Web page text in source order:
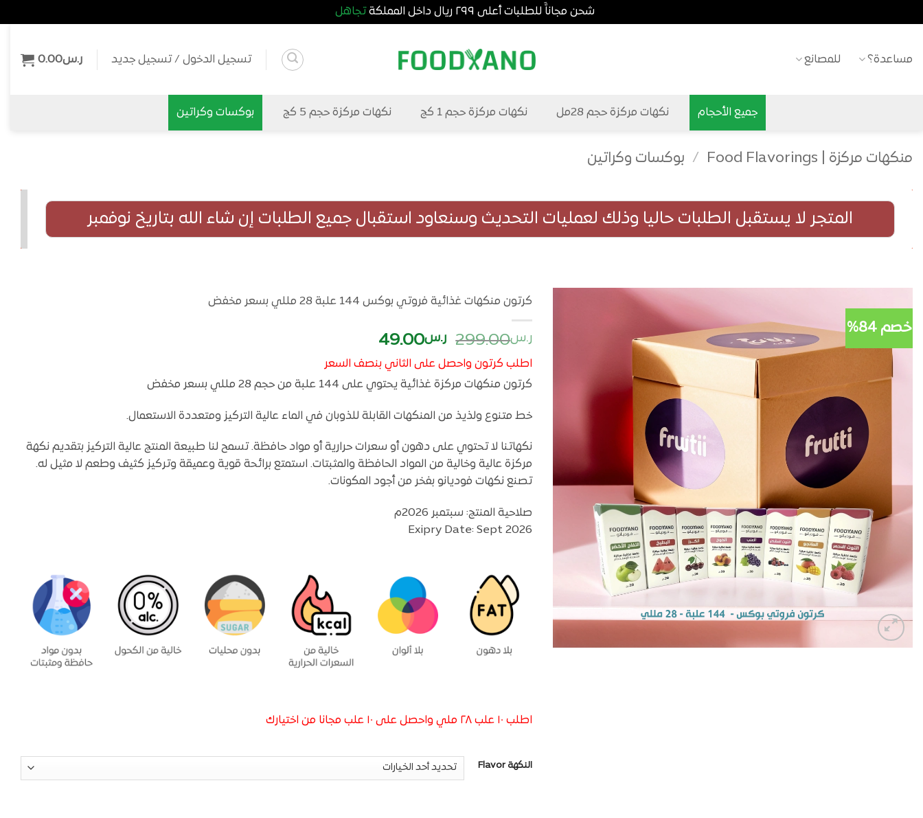
شحن مجاناًَ للطلبات أعلى ٢٩٩ ريال داخل المملكة
تجاهل
مساعدة؟ للمصانع تسجيل الدخول / تسجيل جديد ر.س0.00
جميع الأحجام نكهات مركزة حجم 28مل نكهات مركزة حجم 1 كج نكهات مركزة حجم 5 كج بوكسات وكراتين
منكهات مركزة | Food Flavorings / بوكسات وكراتين
المتجر لا يستقبل الطلبات حاليا وذلك لعمليات التحديث وسنعاود استقبال جميع الطلبات إن شاء الله بتاريخ نوفمبر
خصم 84%
كرتون منكهات غذائية فروتي بوكس 144 علبة 28 مللي بسعر مخفض
ر.س299.00 السعر
الأصلي
هو:
ر.س299.00.
ر.س49.00السعر
الحالي
هو:
ر.س49.00.
اطلب كرتون واحصل على الثاني بنصف السعر
كرتون منكهات مركزة غذائية يحتوي على 144 علبة من حجم 28 مللي بسعر مخفض
خط متنوع ولذيذ من المنكهات القابلة للذوبان في الماء عالية التركيز ومتعددة الاستعمال.
نكهاتنا لا تحتوي على دهون أو سعرات حرارية أو مواد حافظة. تسمح لنا طبيعة المنتج عالية التركيز بتقديم نكهة
مركزة عالية وخالية من المواد الحافظة والمثبتات. استمتع برائحة قوية وعميقة وتركيز كثيف وطعم لا مثيل له.
تصنع نكهات فوديانو بفخر من أجود المكونات.
صلاحية المنتج: سبتمبر 2026م
Exipry Date: Sept 2026
اطلب ١٠ علب ٢٨ ملي واحصل على ١٠ علب مجانا من اختيارك
النكهة Flavor